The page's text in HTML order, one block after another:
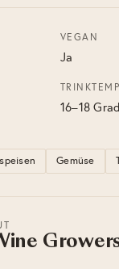
VEGAN
Ja
16–18 Grad
Gemüse